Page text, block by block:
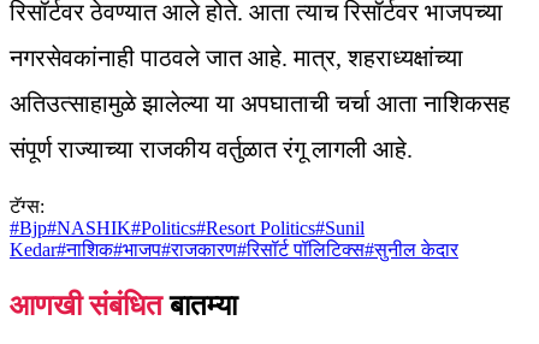
रिसॉर्टवर ठेवण्यात आले होते. आता त्याच रिसॉर्टवर भाजपच्या
नगरसेवकांनाही पाठवले जात आहे. मात्र, शहराध्यक्षांच्या
अतिउत्साहामुळे झालेल्या या अपघाताची चर्चा आता नाशिकसह
संपूर्ण राज्याच्या राजकीय वर्तुळात रंगू लागली आहे.
टॅग्स:
#Bjp#NASHIK#Politics#Resort Politics#Sunil
Kedar#नाशिक#भाजप#राजकारण#रिसॉर्ट पॉलिटिक्स#सुनील केदार
आणखी संबंधित बातम्या